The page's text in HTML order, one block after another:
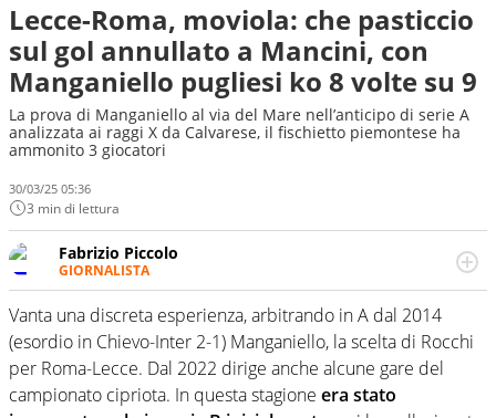
Lecce-Roma, moviola: che pasticcio
sul gol annullato a Mancini, con
Manganiello pugliesi ko 8 volte su 9
La prova di Manganiello al via del Mare nell’anticipo di serie A
analizzata ai raggi X da Calvarese, il fischietto piemontese ha
ammonito 3 giocatori
30/03/25 05:36
3 min di lettura
Fabrizio Piccolo
GIORNALISTA
Nella sua carriera ha seguito numerose manifestazioni
sportive e collaborato con agenzie e testate. Esperienza,
competenza, conoscenza e memoria storica. Si occupa
prevalentemente di calcio
Vanta una discreta esperienza, arbitrando in A dal 2014
(esordio in Chievo-Inter 2-1) Manganiello, la scelta di Rocchi
per Roma-Lecce. Dal 2022 dirige anche alcune gare del
campionato cipriota. In questa stagione era stato